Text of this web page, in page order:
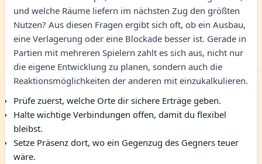
und welche Räume liefern im nächsten Zug den größten
Nutzen? Aus diesen Fragen ergibt sich oft, ob ein Ausbau,
eine Verlagerung oder eine Blockade besser ist. Gerade in
Partien mit mehreren Spielern zahlt es sich aus, nicht nur
die eigene Entwicklung zu planen, sondern auch die
Reaktionsmöglichkeiten der anderen mit einzukalkulieren.
Prüfe zuerst, welche Orte dir sichere Erträge geben.
Halte wichtige Verbindungen offen, damit du flexibel
bleibst.
Setze Präsenz dort, wo ein Gegenzug des Gegners teuer
wäre.